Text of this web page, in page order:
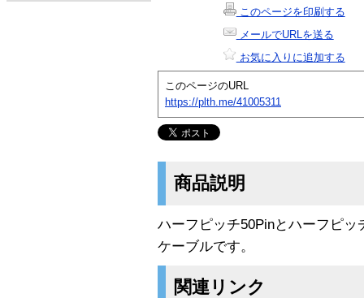
このページを印刷する
メールでURLを送る
お気に入りに追加する
このページのURL
https://plth.me/41005311
商品説明
ハーフピッチ50Pinとハーフピ
ケーブルです。
関連リンク